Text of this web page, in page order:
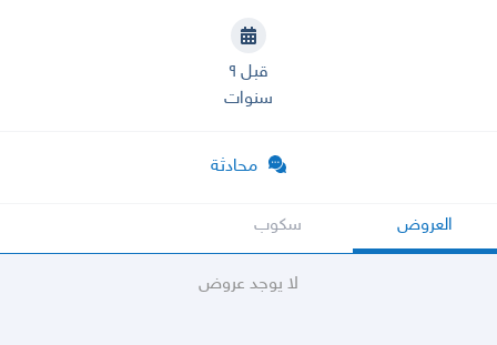
قبل ٩
سنوات
محادثة
العروض سكوب
لا يوجد عروض